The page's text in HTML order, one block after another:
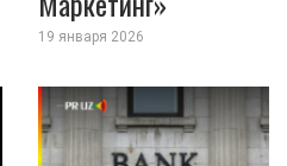
19 января 2026